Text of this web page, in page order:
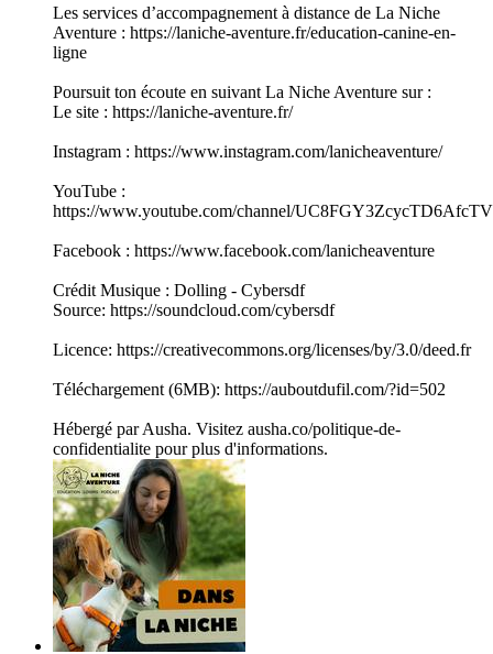
Les services d’accompagnement à distance de La Niche
Aventure : https://laniche-aventure.fr/education-canine-en-
ligne
Poursuit ton écoute en suivant La Niche Aventure sur :
Le site : https://laniche-aventure.fr/
Instagram : https://www.instagram.com/lanicheaventure/
YouTube :
https://www.youtube.com/channel/
Facebook : https://www.facebook.com/lanicheaventure
Crédit Musique : Dolling - Cybersdf
Source: https://soundcloud.com/cybersdf
Licence: https://creativecommons.org/licenses/by/3.0/deed.fr
Téléchargement (6MB): https://auboutdufil.com/?id=502
Hébergé par Ausha. Visitez ausha.co/politique-de-
confidentialite pour plus d'informations.